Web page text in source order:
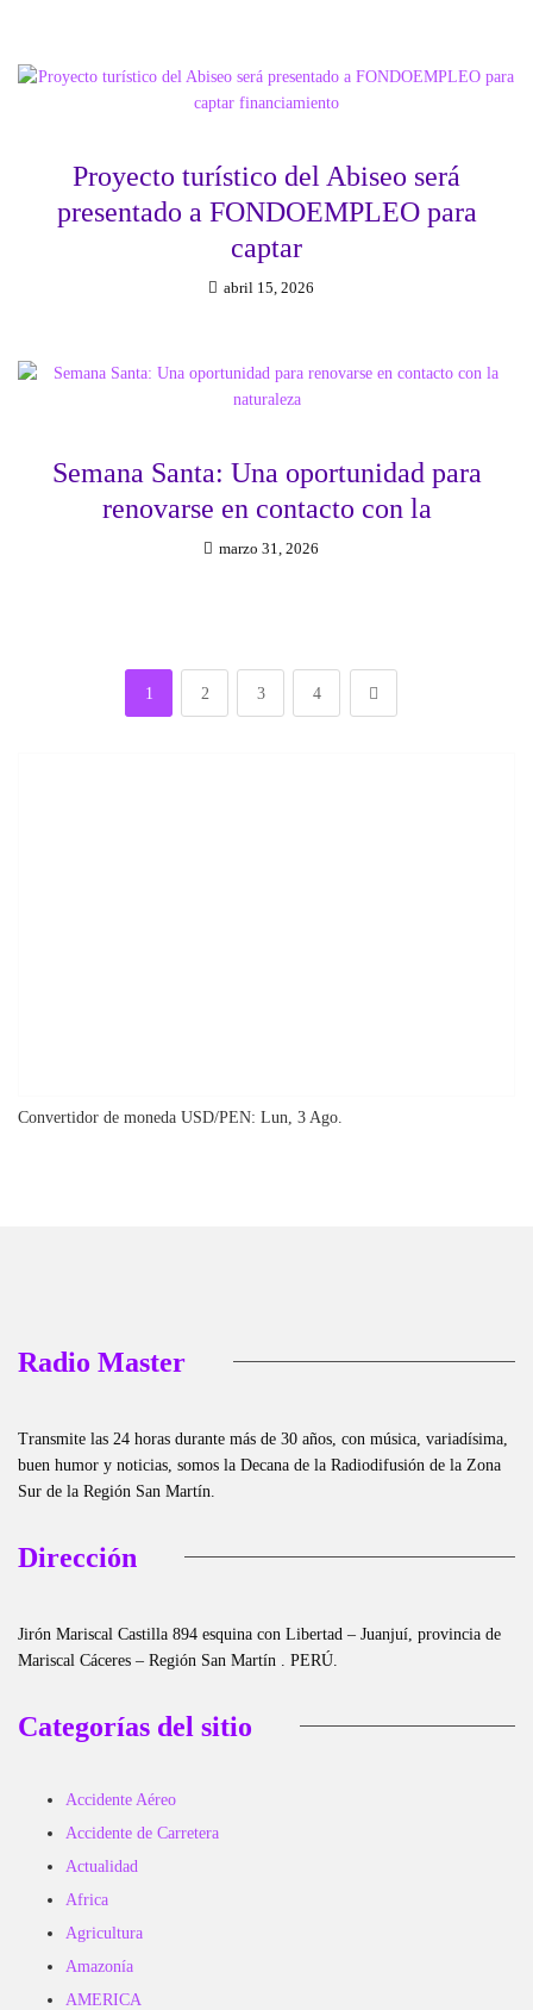
Proyecto turístico del Abiseo será
presentado a FONDOEMPLEO para
captar
abril 15, 2026
Semana Santa: Una oportunidad para
renovarse en contacto con la
marzo 31, 2026
1 2 3 4
Convertidor de moneda USD/PEN: Lun, 3 Ago.
Radio Master
Transmite las 24 horas durante más de 30 años, con música, variadísima,
buen humor y noticias, somos la Decana de la Radiodifusión de la Zona
Sur de la Región San Martín.
Dirección
Jirón Mariscal Castilla 894 esquina con Libertad – Juanjuí, provincia de
Mariscal Cáceres – Región San Martín . PERÚ.
Categorías del sitio
Accidente Aéreo
Accidente de Carretera
Actualidad
Africa
Agricultura
Amazonía
AMERICA